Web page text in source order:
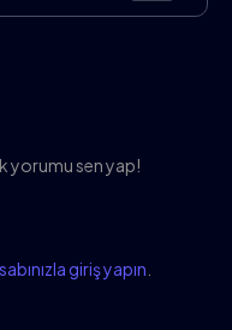
yorumu sen yap!
giriş yapın